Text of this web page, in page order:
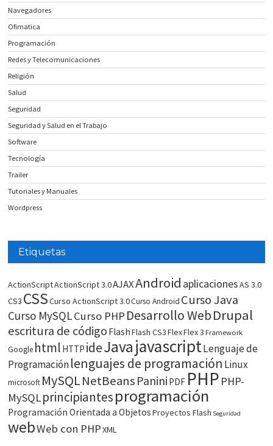
Navegadores
Ofimatica
Programación
Redes y Telecomunicaciones
Religión
Salud
Seguridad
Seguridad y Salud en el Trabajo
Software
Tecnología
Trailer
Tutoriales y Manuales
Wordpress
Etiquetas
ActionScriptActionScript 3.0AJAXAndroid aplicacionesAS 3.0
CS3 CSSCurso ActionScript 3.0Curso Android Curso Java
Curso MySQLCurso PHP Desarrollo WebDrupal
escritura de código FlashFlash CS3FlexFlex 3 Framework
Google html HTTP ideJavajavascriptLenguaje de
Programaciónlenguajes de programación Linux
microsoft MySQLNetBeans Panini PDF PHP PHP-
MySQLprincipiantesprogramación
Programación Orientada a ObjetosProyectos Flash Seguridad
webWeb con PHPXML